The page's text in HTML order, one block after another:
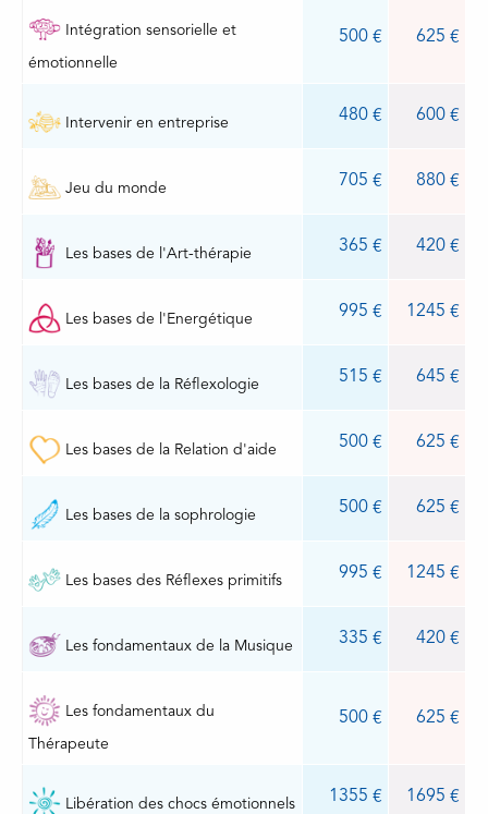
Intégration sensorielle et
émotionnelle
500 625
Intervenir en entreprise 480 600
Jeu du monde 705 880
Les bases de l'Art-thérapie 365 420
Les bases de l'Energétique 995 1245
Les bases de la Réflexologie 515 645
Les bases de la Relation d'aide 500 625
Les bases de la sophrologie 500 625
Les bases des Réflexes primitifs 995 1245
Les fondamentaux de la Musique 335 420
Les fondamentaux du
Thérapeute
500 625
Libération des chocs émotionnels 1355 1695